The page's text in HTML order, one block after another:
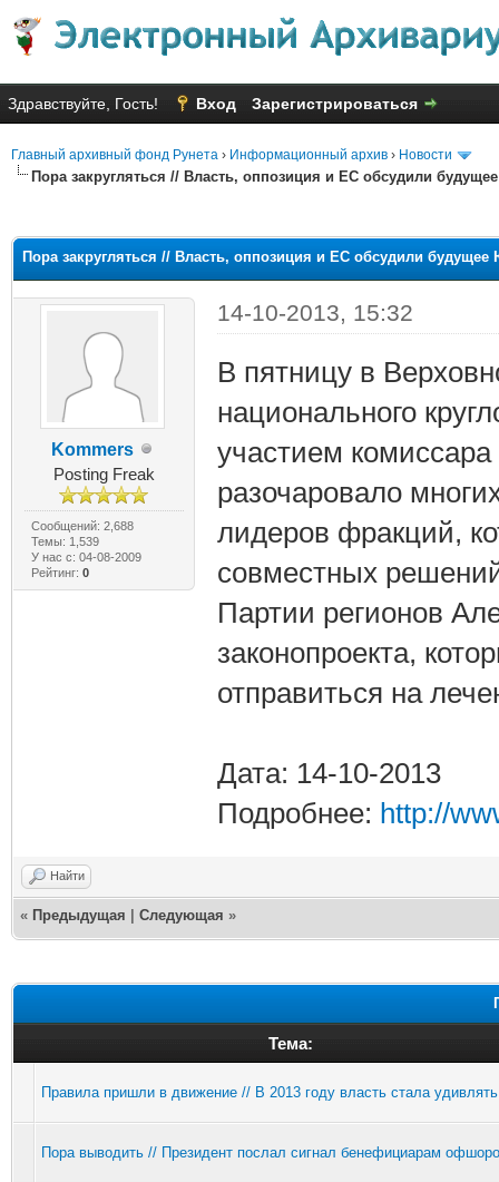
Здравствуйте, Гость! Вход Зарегистрироваться
Главный архивный фонд Рунета › Информационный архив › Новости
Пора закругляться // Власть, оппозиция и ЕС обсудили
Пора закругляться // Власть, оппозиция и ЕС обсудили
Kommers
Posting Freak
Сообщений: 2,688
Темы: 1,539
У нас с: 04-08-2009
Рейтинг: 0
14-10-2013, 15:32
В пятницу в
национального
участием
разочаровало
лидеров фракций,
совместных
Партии регионов
законопроекта,
отправиться на
Дата: 14-10-2013
Подробнее: http://
Найти
« Предыдущая Следующая »
Тема:
Правила пришли в движение // В 2013 году власть стала удивлять
Пора выводить // Президент послал сигнал бенефициарам